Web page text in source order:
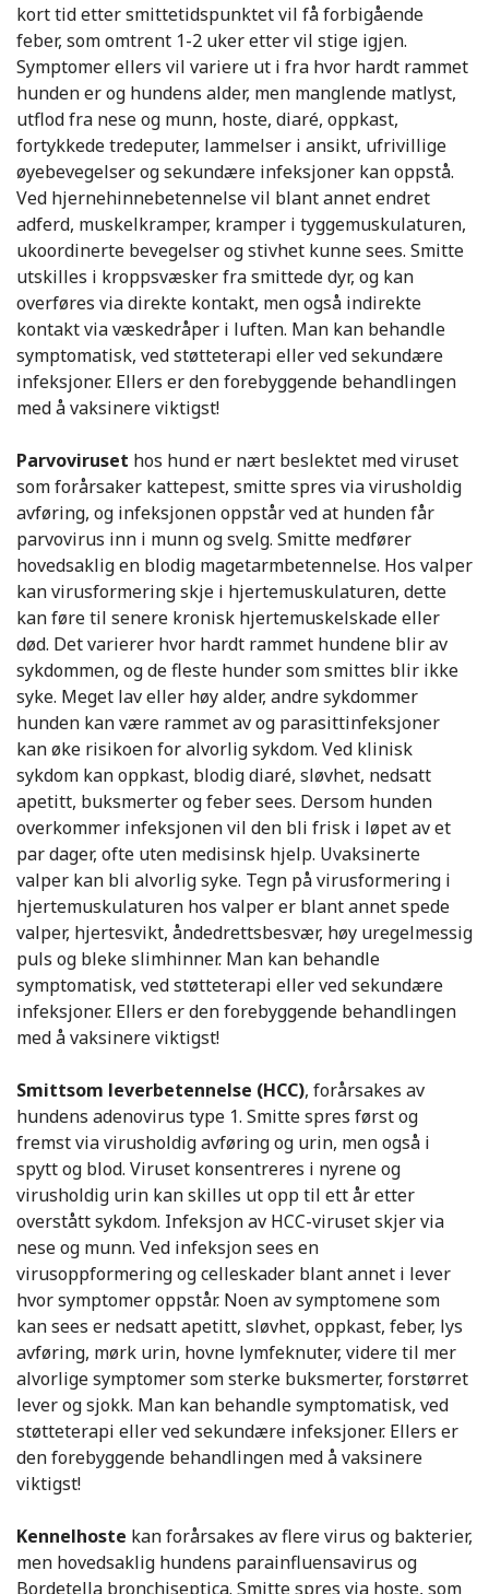
kort tid etter smittetidspunktet vil få forbigående
feber, som omtrent 1-2 uker etter vil stige igjen.
Symptomer ellers vil variere ut i fra hvor hardt rammet
hunden er og hundens alder, men manglende matlyst,
utflod fra nese og munn, hoste, diaré, oppkast,
fortykkede tredeputer, lammelser i ansikt, ufrivillige
øyebevegelser og sekundære infeksjoner kan oppstå.
Ved hjernehinnebetennelse vil blant annet endret
adferd, muskelkramper, kramper i tyggemuskulaturen,
ukoordinerte bevegelser og stivhet kunne sees. Smitte
utskilles i kroppsvæsker fra smittede dyr, og kan
overføres via direkte kontakt, men også indirekte
kontakt via væskedråper i luften. Man kan behandle
symptomatisk, ved støtteterapi eller ved sekundære
infeksjoner. Ellers er den forebyggende behandlingen
med å vaksinere viktigst!
Parvoviruset hos hund er nært beslektet med viruset
som forårsaker kattepest, smitte spres via virusholdig
avføring, og infeksjonen oppstår ved at hunden får
parvovirus inn i munn og svelg. Smitte medfører
hovedsaklig en blodig magetarmbetennelse. Hos valper
kan virusformering skje i hjertemuskulaturen, dette
kan føre til senere kronisk hjertemuskelskade eller
død. Det varierer hvor hardt rammet hundene blir av
sykdommen, og de fleste hunder som smittes blir ikke
syke. Meget lav eller høy alder, andre sykdommer
hunden kan være rammet av og parasittinfeksjoner
kan øke risikoen for alvorlig sykdom. Ved klinisk
sykdom kan oppkast, blodig diaré, sløvhet, nedsatt
apetitt, buksmerter og feber sees. Dersom hunden
overkommer infeksjonen vil den bli frisk i løpet av et
par dager, ofte uten medisinsk hjelp. Uvaksinerte
valper kan bli alvorlig syke. Tegn på virusformering i
hjertemuskulaturen hos valper er blant annet spede
valper, hjertesvikt, åndedrettsbesvær, høy uregelmessig
puls og bleke slimhinner. Man kan behandle
symptomatisk, ved støtteterapi eller ved sekundære
infeksjoner. Ellers er den forebyggende behandlingen
med å vaksinere viktigst!
Smittsom leverbetennelse (HCC), forårsakes av
hundens adenovirus type 1. Smitte spres først og
fremst via virusholdig avføring og urin, men også i
spytt og blod. Viruset konsentreres i nyrene og
virusholdig urin kan skilles ut opp til ett år etter
overstått sykdom. Infeksjon av HCC-viruset skjer via
nese og munn. Ved infeksjon sees en
virusoppformering og celleskader blant annet i lever
hvor symptomer oppstår. Noen av symptomene som
kan sees er nedsatt apetitt, sløvhet, oppkast, feber, lys
avføring, mørk urin, hovne lymfeknuter, videre til mer
alvorlige symptomer som sterke buksmerter, forstørret
lever og sjokk. Man kan behandle symptomatisk, ved
støtteterapi eller ved sekundære infeksjoner. Ellers er
den forebyggende behandlingen med å vaksinere
viktigst!
Kennelhoste kan forårsakes av flere virus og bakterier,
men hovedsaklig hundens parainfluensavirus og
Bordetella bronchiseptica. Smitte spres via hoste, som